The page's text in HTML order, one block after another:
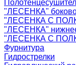
"ЛЕСЕНКА"
"ЛЕСЕНКА С
"ЛЕСЕНКА"
"ЛЕСЕНКА С
Фурнитура
Гидрострелки